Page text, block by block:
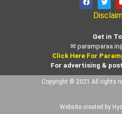
Get in
✉
Click Here For
For advertising &
Copyright © 2021 All rights
Website created by